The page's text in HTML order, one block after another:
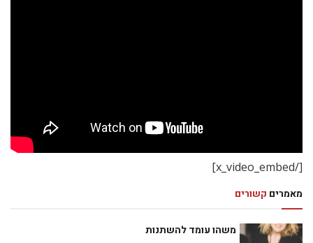
[/x_video_embed]
מאמרים קשורים
משהו עומד להשתנות